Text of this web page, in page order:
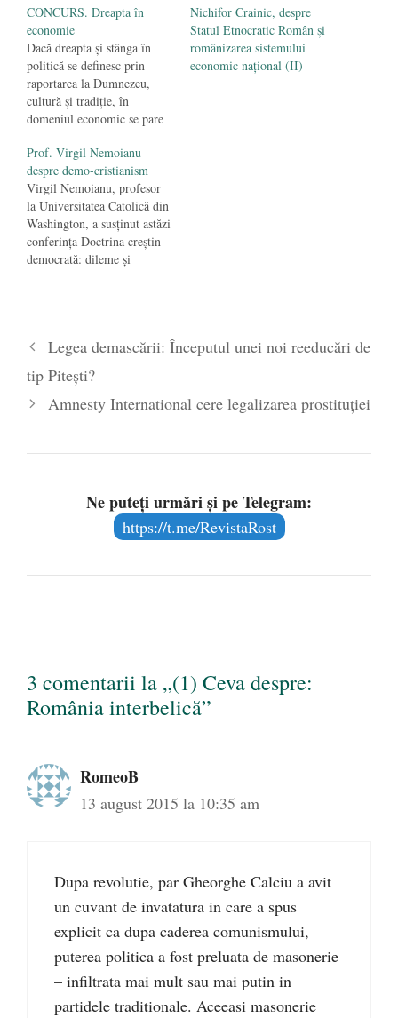
CONCURS. Dreapta în
economie
Dacă dreapta şi stânga în
politică se definesc prin
raportarea la Dumnezeu,
cultură şi tradiţie, în
domeniul economic se pare
capitalişti, adepţi ai
economiei de piaţă sau ai
economiei sociale de piaţă,
„sinonime” cu înţelesuri
diferite în funcţie de timp şi
de loc doar…
Nichifor Crainic, despre
Statul Etnocratic Român şi
românizarea sistemului
economic naţional (II)
Prof. Virgil Nemoianu
despre demo-cristianism
Virgil Nemoianu, profesor
la Universitatea Catolică din
Washington, a susţinut astăzi
conferinţa Doctrina creştin-
democrată: dileme şi
cadrul de funcţionare a
al politicii, colonizarea ostilă
a imaginarului public cu
Legea demascării: Începutul unei noi reeducări de
tip Piteşti?
Amnesty International cere legalizarea prostituţiei
Ne puteți urmări și pe Telegram:
https://t.me/RevistaRost
3 comentarii la „(1) Ceva despre:
România interbelică”
RomeoB
13 august 2015 la 10:35 am
Dupa revolutie, par Gheorghe Calciu a avit
un cuvant de invatatura in care a spus
explicit ca dupa caderea comunismului,
puterea politica a fost preluata de masonerie
– infiltrata mai mult sau mai putin in
partidele traditionale. Aceeasi masonerie